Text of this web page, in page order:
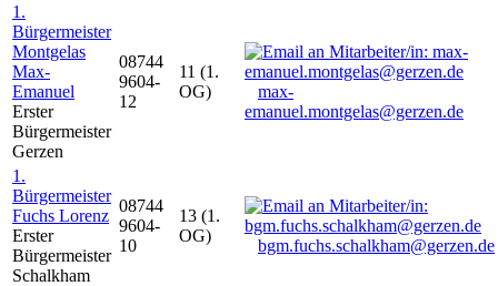
1.
Bürgermeister
Montgelas
Max-
Emanuel
Erster
Bürgermeister
Gerzen
08744
9604-
12
11 (1.
OG)
max-
emanuel.montgelas@gerzen.de
1.
Bürgermeister
Fuchs Lorenz
Erster
Bürgermeister
Schalkham
08744
9604-
10
13 (1.
OG)
bgm.fuchs.schalkham@gerzen.de